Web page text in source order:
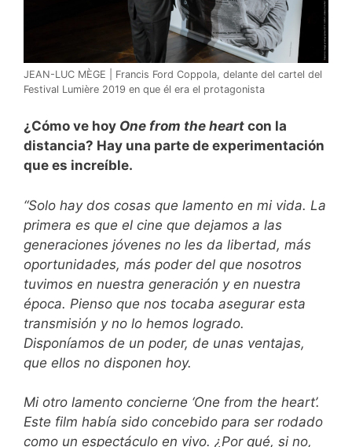
JEAN-LUC MÈGE | Francis Ford Coppola, delante del cartel del
Festival Lumière 2019 en que él era el protagonista
¿Cómo ve hoy One from the heart con la
distancia? Hay una parte de experimentación
que es increíble.
“Solo hay dos cosas que lamento en mi vida. La
primera es que el cine que dejamos a las
generaciones jóvenes no les da libertad, más
oportunidades, más poder del que nosotros
tuvimos en nuestra generación y en nuestra
época. Pienso que nos tocaba asegurar esta
transmisión y no lo hemos logrado.
Disponíamos de un poder, de unas ventajas,
que ellos no disponen hoy.
Mi otro lamento concierne ‘One from the heart’.
Este film había sido concebido para ser rodado
como un espectáculo en vivo. ¿Por qué, si no,